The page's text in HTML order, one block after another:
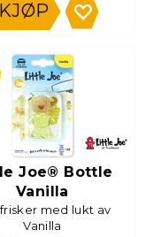
KJØP
Joe® Bottle
Vanilla
med lukt av
Vanilla